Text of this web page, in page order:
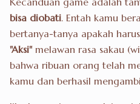
bisa diobati. Entah kamu
bertanya-tanya apakah
"Aksi"melawan rasa sakau
bahwa ribuan orang telah
kamu dan berhasil